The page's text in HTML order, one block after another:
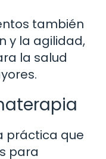
también
y la agilidad,
la salud
práctica que
para